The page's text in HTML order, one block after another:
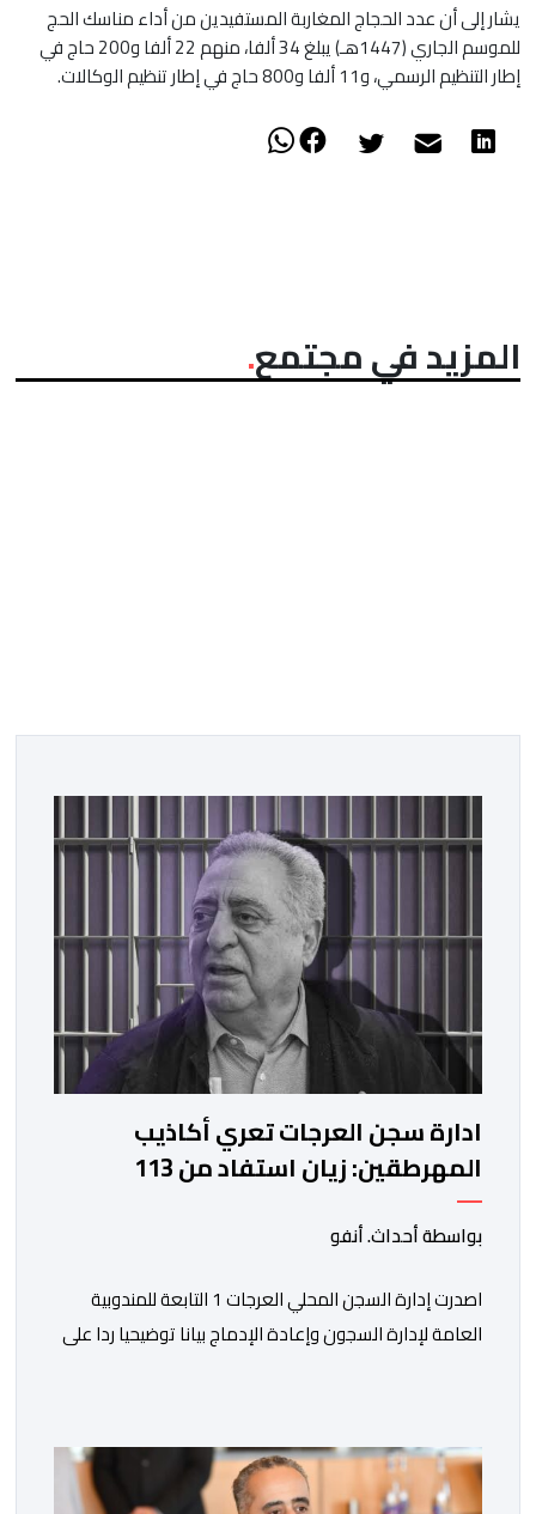
يشار إلى أن عدد الحجاج المغاربة المستفيدين من أداء مناسك الحج
للموسم الجاري (1447هـ) يبلغ 34 ألفا، منهم 22 ألفا و200 حاج في
إطار التنظيم الرسمي، و11 ألفا و800 حاج في إطار تنظيم الوكالات.
المزيد في مجتمع
ادارة سجن العرجات تعري أكاذيب
المهرطقين: زيان استفاد من 113
استشارة و50 فحصا طبيا
بواسطة أحداث. أنفو
اصدرت إدارة السجن المحلي العرجات 1 التابعة للمندوبية
العامة لإدارة السجون وإعادة الإدماج بيانا توضيحيا ردا على
ذاتها، وذلك لتنوير الرأي العام بالحقائق والمعطيات
الدقيقة.واوضحت إدارة المؤسسة السجنية أن المعني بالأمر